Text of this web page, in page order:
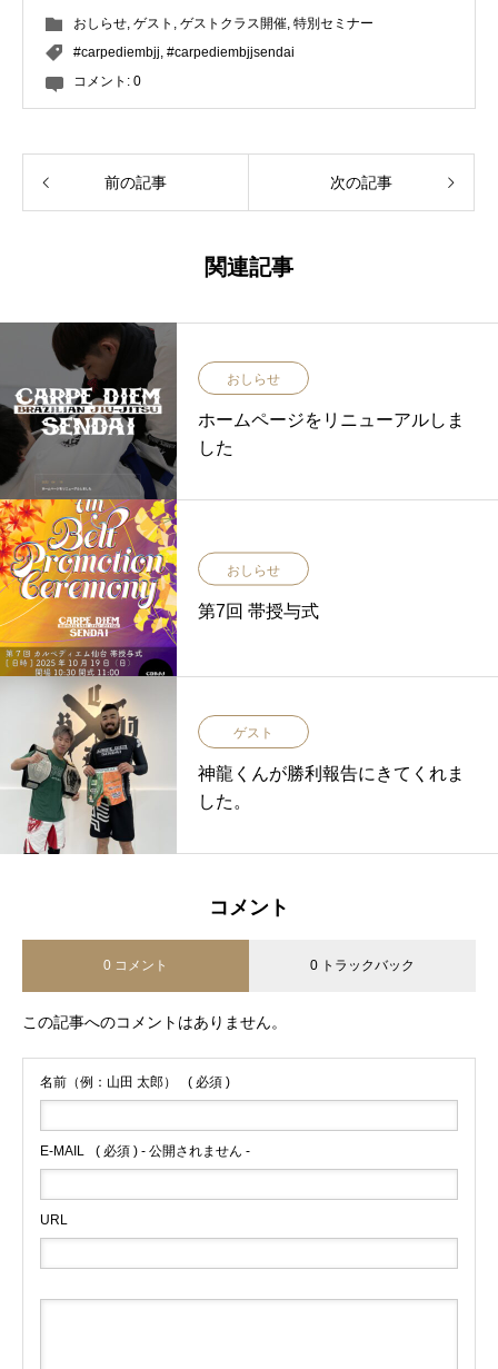
おしらせ, ゲスト , ゲストクラス開催, 特別セミナー
#carpediembjj, #carpediembjjsendai
コメント: 0
前の記事 次の記事
関連記事
おしらせ
ホームページをリニューアルしま
した
おしらせ
第7回 帯授与式
ゲスト
神龍くんが勝利報告にきてくれま
した。
コメント
0 コメント 0 トラックバック
この記事へのコメントはありません。
名前（例：山田 太郎） ( 必須 )
E-MAIL ( 必須 ) - 公開されません -
URL